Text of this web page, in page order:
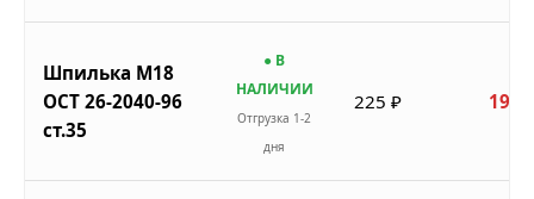
Шпилька М18
ОСТ 26-2040-96
ст.35
● В
НАЛИЧИИ
Отгрузка 1-2
дня
225 ₽ 191